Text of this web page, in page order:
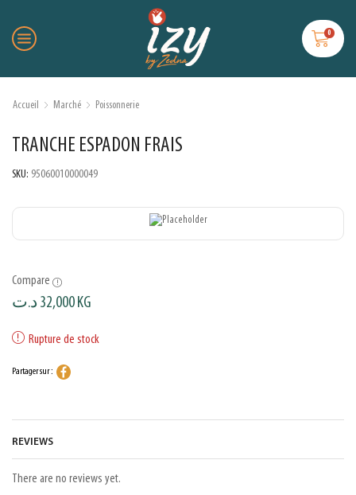
0
Accueil Marché Poissonnerie
TRANCHE ESPADON FRAIS
SKU: 95060010000049
Compare
32,000د.ت KG
Rupture de stock
Partager sur :
REVIEWS
There are no reviews yet.